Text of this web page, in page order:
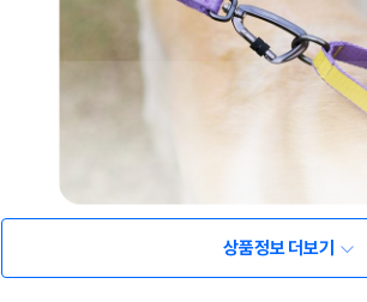
상품정보 더보기